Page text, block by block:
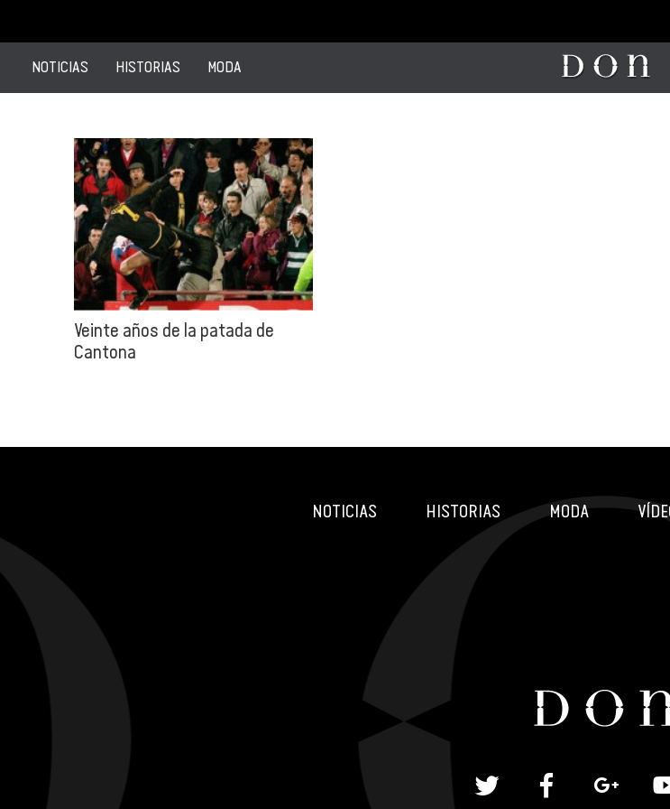
NOTICIAS HISTORIAS MODA
Veinte años de la patada de
Cantona
NOTICIAS HISTORIAS MODA